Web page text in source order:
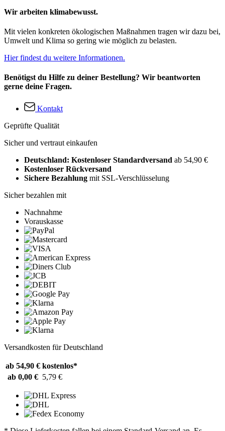
Wir arbeiten klimabewusst.
Mit vielen konkreten ökologischen Maßnahmen tragen wir dazu bei,
Umwelt und Klima so gering wie möglich zu belasten.
Hier findest du weitere Informationen.
Benötigst du Hilfe zu deiner Bestellung? Wir beantworten
gerne deine Fragen.
Kontakt
Geprüfte Qualität
Sicher und vertraut einkaufen
Deutschland: Kostenloser Standardversand ab 54,90 €
Kostenloser Rückversand
Sichere Bezahlung mit SSL-Verschlüsselung
Sicher bezahlen mit
Nachnahme
Vorauskasse
Versandkosten für Deutschland
ab 54,90 € kostenlos*
ab 0,00 € 5,79 €